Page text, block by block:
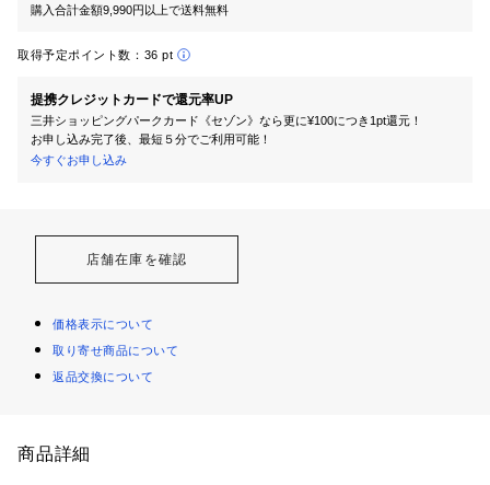
購入合計金額9,990円以上で送料無料
取得予定ポイント数： 36 pt
提携クレジットカードで還元率UP
三井ショッピングパークカード《セゾン》なら更に¥100につき1pt還元！
お申し込み完了後、最短５分でご利用可能！
今すぐお申し込み
店舗在庫を確認
価格表示について
取り寄せ商品について
返品交換について
商品詳細